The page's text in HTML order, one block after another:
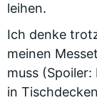
leihen.
Ich denke
meinen
muss
in